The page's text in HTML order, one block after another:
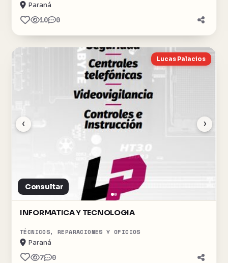
Paraná
10 0
‹ ›
Lucas Palacios
Consultar
INFORMATICA Y TECNOLOGIA
TÉCNICOS, REPARACIONES Y OFICIOS
Paraná
7 0